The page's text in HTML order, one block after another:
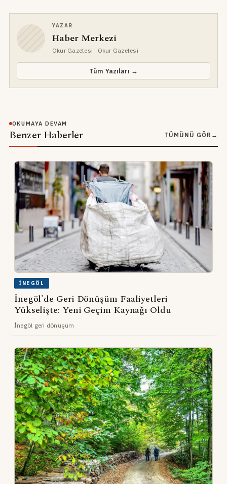
YAZAR
Haber Merkezi
Okur Gazetesi · Okur Gazetesi
Tüm Yazıları →
OKUMAYA DEVAM
Benzer Haberler TÜMÜNÜ GÖR →
İNEGÖL
İnegöl'de Geri Dönüşüm Faaliyetleri
Yükselişte: Yeni Geçim Kaynağı Oldu
İnegöl geri dönüşüm